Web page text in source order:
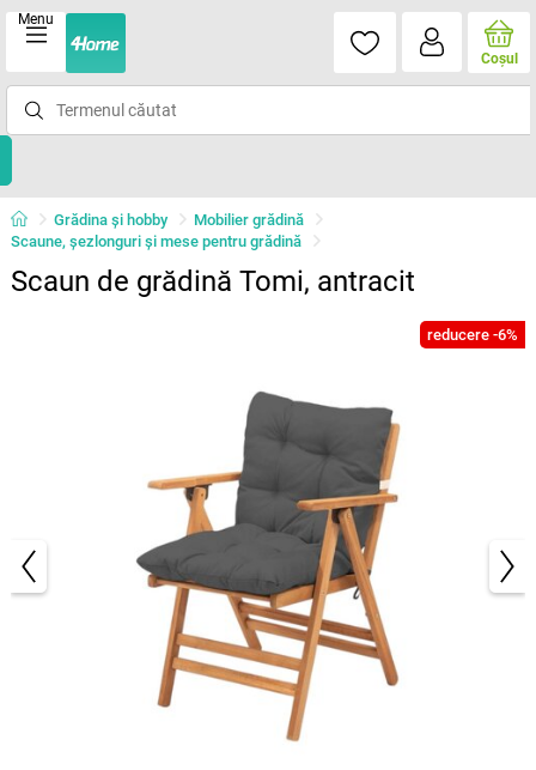
Menu
Coşul
Grădina şi hobby
Mobilier grădină
Scaune, şezlonguri şi mese pentru grădină
Scaun de grădină Tomi, antracit
reducere -6%